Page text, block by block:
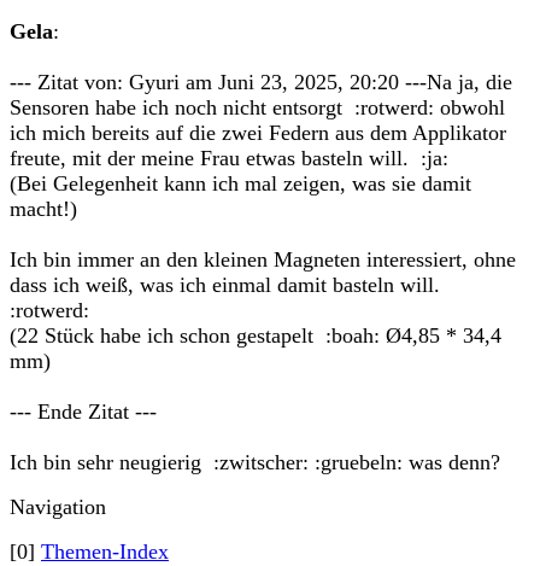
Gela:
--- Zitat von: Gyuri am Juni 23, 2025, 20:20 ---Na ja, die
Sensoren habe ich noch nicht entsorgt :rotwerd: obwohl
ich mich bereits auf die zwei Federn aus dem Applikator
freute, mit der meine Frau etwas basteln will. :ja:
(Bei Gelegenheit kann ich mal zeigen, was sie damit
macht!)
Ich bin immer an den kleinen Magneten interessiert, ohne
dass ich weiß, was ich einmal damit basteln will.
:rotwerd:
(22 Stück habe ich schon gestapelt :boah: Ø4,85 * 34,4
mm)
--- Ende Zitat ---
Ich bin sehr neugierig :zwitscher: :gruebeln: was denn?
Navigation
[0] Themen-Index